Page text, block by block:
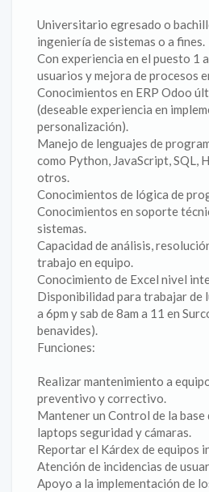
Universitario egresado o
ingeniería de sistemas o a fines.
Con experiencia en el puesto 1
usuarios y mejora de procesos
Conocimientos en ERP Odoo
(deseable experiencia en
personalización).
Manejo de lenguajes de
como Python, JavaScript, SQL,
otros.
Conocimientos de lógica de
Conocimientos en soporte
sistemas.
Capacidad de análisis,
trabajo en equipo.
Conocimiento de Excel nivel
Disponibilidad para trabajar de
a 6pm y sab de 8am a 11 en
benavides).
Funciones:
Realizar mantenimiento a
preventivo y correctivo.
Mantener un Control de la base
laptops seguridad y cámaras.
Reportar el Kárdex de equipos
Atención de incidencias de
Apoyo a la implementación de